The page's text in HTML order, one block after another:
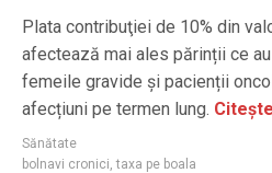
Plata contribuţiei de 10% din
afectează mai ales părinții ce
femeile gravide și pacienții
afecțiuni pe termen lung.
Sănătate
bolnavi cronici,taxa pe boala